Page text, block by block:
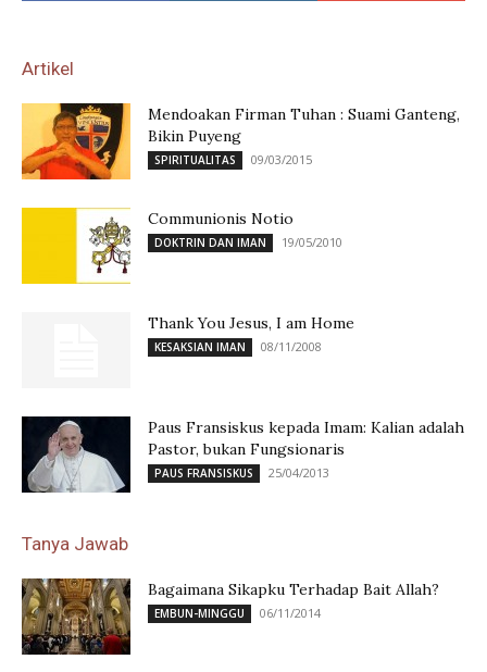
Artikel
Mendoakan Firman Tuhan : Suami Ganteng,
Bikin Puyeng
SPIRITUALITAS 09/03/2015
Communionis Notio
DOKTRIN DAN IMAN 19/05/2010
Thank You Jesus, I am Home
KESAKSIAN IMAN 08/11/2008
Paus Fransiskus kepada Imam: Kalian adalah
Pastor, bukan Fungsionaris
PAUS FRANSISKUS 25/04/2013
Tanya Jawab
Bagaimana Sikapku Terhadap Bait Allah?
EMBUN-MINGGU 06/11/2014